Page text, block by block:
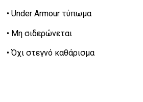
• Under Armour τύπωμα
• Μη σιδερώνεται
• Όχι στεγνό καθάρισμα